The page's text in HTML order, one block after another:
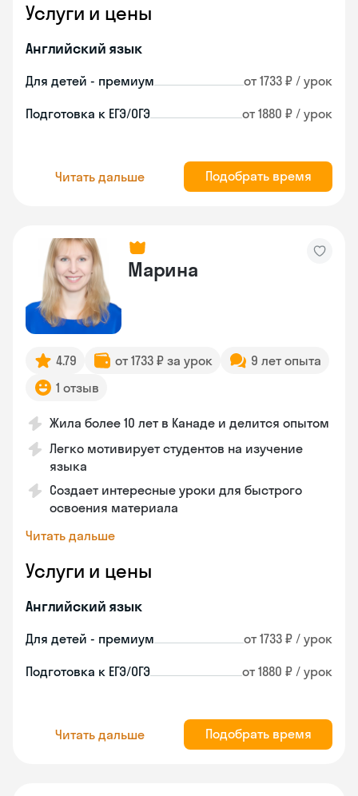
Услуги и цены
Английский язык
Для детей - премиум от 1733 ₽ / урок
Подготовка к ЕГЭ/ОГЭ от 1880 ₽ / урок
Читать дальше Подобрать время
Марина
4.79 от 1733 ₽ за урок
9 лет опыта
1 отзыв
Жила более 10 лет в Канаде и делится опытом
Легко мотивирует студентов на изучение
языка
Создает интересные уроки для быстрого
освоения материала
Читать дальше
Услуги и цены
Английский язык
Для детей - премиум от 1733 ₽ / урок
Подготовка к ЕГЭ/ОГЭ от 1880 ₽ / урок
Читать дальше Подобрать время